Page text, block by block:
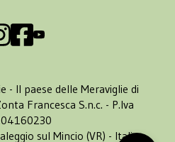
- Il paese delle Meraviglie di
Francesca S.n.c. - P.Iva
sul Mincio (VR) - Italia -